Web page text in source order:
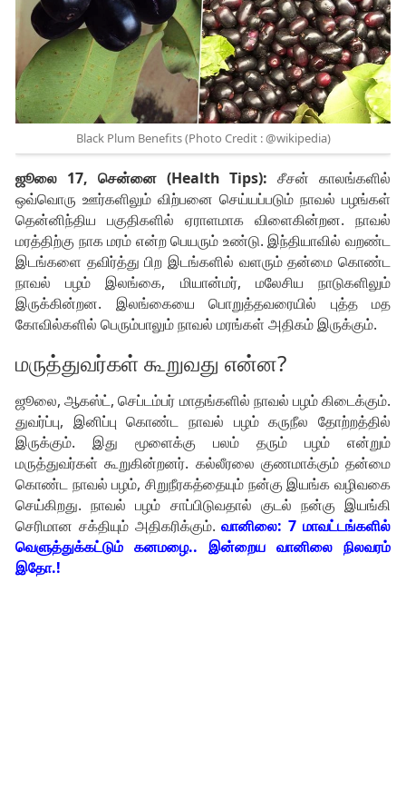
Black Plum Benefits (Photo Credit : @wikipedia)
ஜூலை 17, சென்னை (Health Tips): சீசன் காலங்களில்
ஒவ்வொரு ஊர்களிலும் விற்பனை செய்யப்படும் நாவல் பழங்கள்
தென்னிந்திய பகுதிகளில் ஏராளமாக விளைகின்றன. நாவல்
மரத்திற்கு நாக மரம் என்ற பெயரும் உண்டு. இந்தியாவில் வறண்ட
இடங்களை தவிர்த்து பிற இடங்களில் வளரும் தன்மை கொண்ட
நாவல் பழம் இலங்கை, மியான்மர், மலேசிய நாடுகளிலும்
இருக்கின்றன. இலங்கையை பொறுத்தவரையில் புத்த மத
கோவில்களில் பெரும்பாலும் நாவல் மரங்கள் அதிகம் இருக்கும்.
மருத்துவர்கள் கூறுவது என்ன?
ஜூலை, ஆகஸ்ட், செப்டம்பர் மாதங்களில் நாவல் பழம் கிடைக்கும்.
துவர்ப்பு, இனிப்பு கொண்ட நாவல் பழம் கருநீல தோற்றத்தில்
இருக்கும். இது மூளைக்கு பலம் தரும் பழம் என்றும்
மருத்துவர்கள் கூறுகின்றனர். கல்லீரலை குணமாக்கும் தன்மை
கொண்ட நாவல் பழம், சிறுநீரகத்தையும் நன்கு இயங்க வழிவகை
செய்கிறது. நாவல் பழம் சாப்பிடுவதால் குடல் நன்கு இயங்கி
செரிமான சக்தியும் அதிகரிக்கும்.வானிலை: 7 மாவட்டங்களில்
வெளுத்துக்கட்டும் கனமழை.. இன்றைய வானிலை நிலவரம்
இதோ.!